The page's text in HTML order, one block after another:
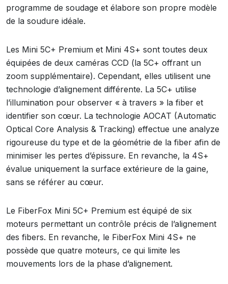
programme de soudage et élabore son propre modèle
de la soudure idéale.
Les Mini 5C+ Premium et Mini 4S+ sont toutes deux
équipées de deux caméras CCD (la 5C+ offrant un
zoom supplémentaire). Cependant, elles utilisent une
technologie d’alignement différente. La 5C+ utilise
l’illumination pour observer « à travers » la fiber et
identifier son cœur. La technologie AOCAT (Automatic
Optical Core Analysis & Tracking) effectue une analyze
rigoureuse du type et de la géométrie de la fiber afin de
minimiser les pertes d’épissure. En revanche, la 4S+
évalue uniquement la surface extérieure de la gaine,
sans se référer au cœur.
Le FiberFox Mini 5C+ Premium est équipé de six
moteurs permettant un contrôle précis de l’alignement
des fibers. En revanche, le FiberFox Mini 4S+ ne
possède que quatre moteurs, ce qui limite les
mouvements lors de la phase d’alignement.